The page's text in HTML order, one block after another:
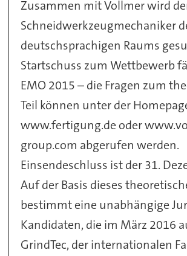
Zusammen mit Vollmer wird
Schneidwerkzeugmechaniker
deutschsprachigen Raums
Startschuss zum Wettbewerb
EMO 2015 – die Fragen zum
Teil können unter der
www.fertigung.de oder
group.com abgerufen werden.
Einsendeschluss ist der 31.
Auf der Basis dieses
bestimmt eine unabhängige
Kandidaten, die im März 2016
GrindTec, der internationalen